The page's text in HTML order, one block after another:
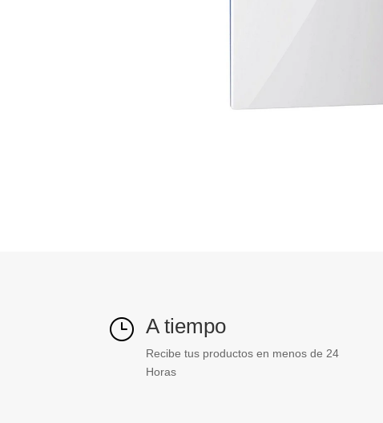
} A tiempo
Recibe tus productos en menos de 24
Horas